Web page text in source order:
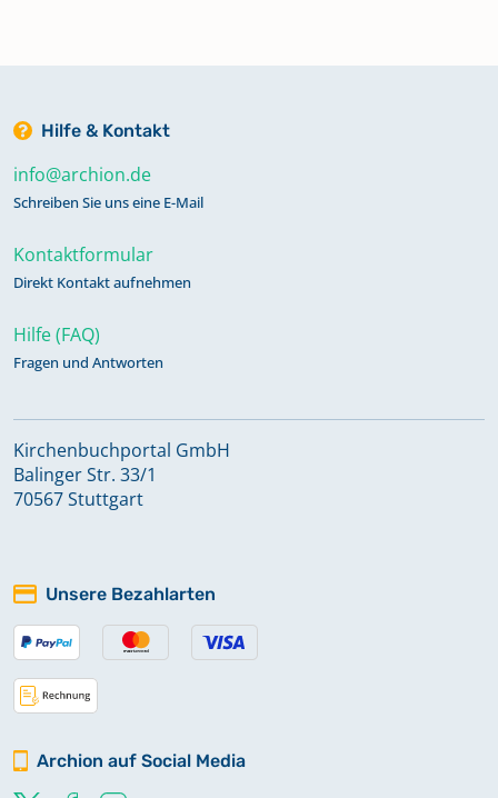
Hilfe & Kontakt
info@archion.de
Schreiben Sie uns eine E-Mail
Kontaktformular
Direkt Kontakt aufnehmen
Hilfe (FAQ)
Fragen und Antworten
Kirchenbuchportal GmbH
Balinger Str. 33/1
70567 Stuttgart
Unsere Bezahlarten
Archion auf Social Media